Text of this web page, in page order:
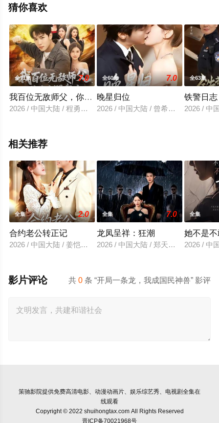
可移步至豆瓣电视剧、电视猫或剧情网等平台了解。
猜你喜欢
全71集 7.0
我百位无敌师父，你怎么跟我斗
2026 / 中国大陆 / 程勇炜&李可馨
全60集 7.0
晚星归位
2026 / 中国大陆 / 曾希塘＆周洋洋
全63集
铁警日志
2026 / 中
相关推荐
全集 2.0
合约老公转正记
2026 / 中国大陆 / 姜恺琳＆王厂
全集 7.0
龙凤呈祥：狂潮
2026 / 中国大陆 / 郑天龙＆汪心宇
全集
她不是
2026 / 中
共0 条 “开局一条龙，我成国民神兽” 影评
影片评论
策驰影院提供免费高清电影、动漫动画片、娱乐综艺秀、电视剧全集在
线观看
Copyright © 2022 shuihongtax.com All Rights Reserved
晋ICP备70021968号